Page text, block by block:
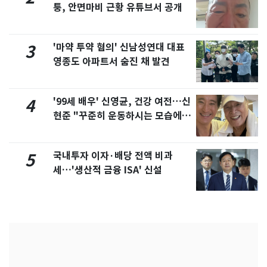
퉁, 안면마비 근황 유튜브서 공개
3
'마약 투약 혐의' 신남성연대 대표
영종도 아파트서 숨진 채 발견
4
'99세 배우' 신영균, 건강 여전…신
현준 "꾸준히 운동하시는 모습에 큰
5
국내투자 이자·배당 전액 비과
세…'생산적 금융 ISA' 신설